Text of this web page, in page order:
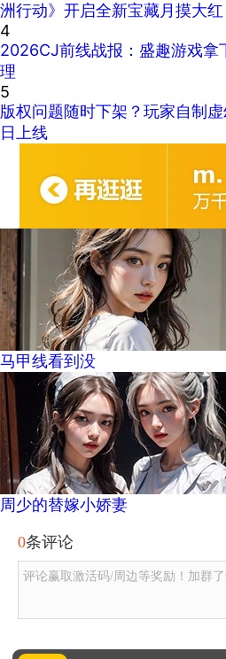
洲行动》开启全新宝藏月摸大红
4
2026CJ前线战报：盛趣游戏拿
理
5
版权问题随时下架？玩家自制
日上线
马甲线看到没
周少的替嫁小娇妻
0条评论
评论赢取激活码/周边等奖励！加群了